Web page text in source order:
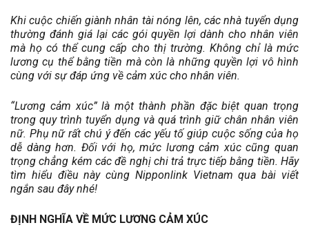
Khi cuộc chiến giành nhân tài nóng lên, các nhà tuyển dụng
thường đánh giá lại các gói quyền lợi dành cho nhân viên
mà họ có thể cung cấp cho thị trường. Không chỉ là mức
lương cụ thể bằng tiền mà còn là những quyền lợi vô hình
cùng với sự đáp ứng về cảm xúc cho nhân viên.
“Lương cảm xúc” là một thành phần đặc biệt quan trọng
trong quy trình tuyển dụng và quá trình giữ chân nhân viên
nữ. Phụ nữ rất chú ý đến các yếu tố giúp cuộc sống của họ
dễ dàng hơn. Đối với họ, mức lương cảm xúc cũng quan
trọng chẳng kém các đề nghị chi trả trực tiếp bằng tiền. Hãy
tìm hiểu điều này cùng NipponlinkVietnam qua bài viết
ngắn sau đây nhé!
ĐỊNH NGHĨA VỀ MỨC LƯƠNG CẢM XÚC